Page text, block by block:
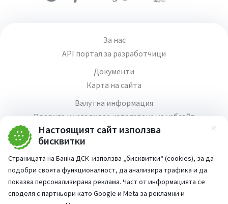
Настоящият сайт използва
бисквитки
Страницата на Банка ДСК използва „бисквитки“ (cookies), за да
подобри своята функционалност, да анализира трафика и да
показва персонализирана реклама. Част от информацията се
споделя с партньори като Google и Meta за рекламни и
За нас
API портал за разработчици
Документи
Карта на сайта
Валутна информация
Правила и условия за използване на уебсайт
Медия център
Декларация за достъпност